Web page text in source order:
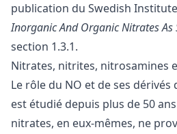
publication du Swedish
Inorganic And Organic Nitrates As
section 1.3.1.
Nitrates, nitrites, nitrosamines
Le rôle du NO et de ses
est étudié depuis plus de 50
nitrates, en eux-mêmes, ne